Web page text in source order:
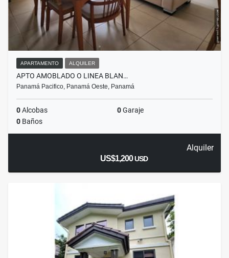
APARTAMENTO ALQUILER
APTO AMOBLADO O LINEA BLAN…
Panamá Pacifico, Panamá Oeste, Panamá
0Alcobas 0Garaje
0 Baños
Alquiler
US$1,200USD